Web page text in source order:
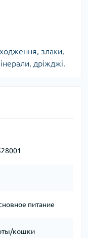
злаки,
дріжджі.
питание
кошки